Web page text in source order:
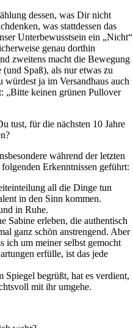
dessen, was Dirnicht
was stattdessen das
Unterbewusstsein ein „Nicht“
genau dorthin
zweitens macht die Bewegung
Spaß), als nur etwas zu
ja im Versandhaus auch
„Bitte keinen grünen Pullover
tust, für die nächsten 10 Jahre
während der letzten
Erkenntnissen geführt:
all die Dinge tun
in den Sinn kommen.
in Ruhe.
Sabine erleben, die authentisch
ganz schön anstrengend. Aber
ich um meiner selbst gemocht
erfülle, ist das jede
begrüßt, hat es verdient,
mit ihr umgehe.